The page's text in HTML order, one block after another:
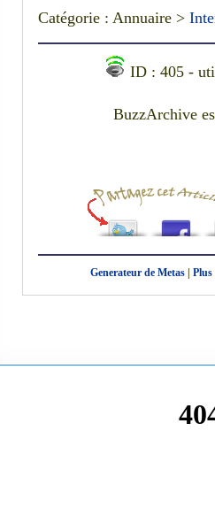
Catégorie : Annuaire >
ID : 405 -
BuzzArchive
Generateur de Metas| Plus